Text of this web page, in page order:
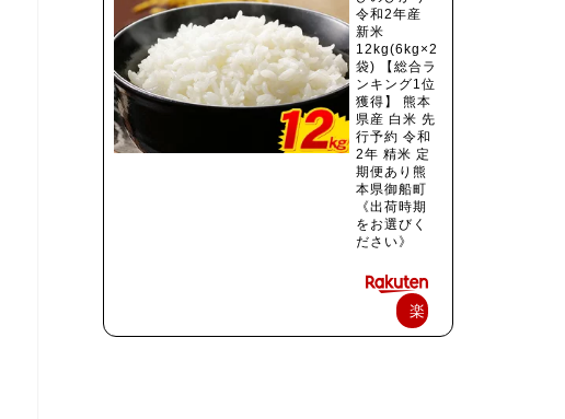
令和2年産
新米
12kg(6kg×2
袋) 【総合ラ
ンキング1位
獲得】 熊本
県産 白米 先
行予約 令和
2年 精米 定
期便あり熊
本県御船町
《出荷時期
をお選びく
ださい》
楽